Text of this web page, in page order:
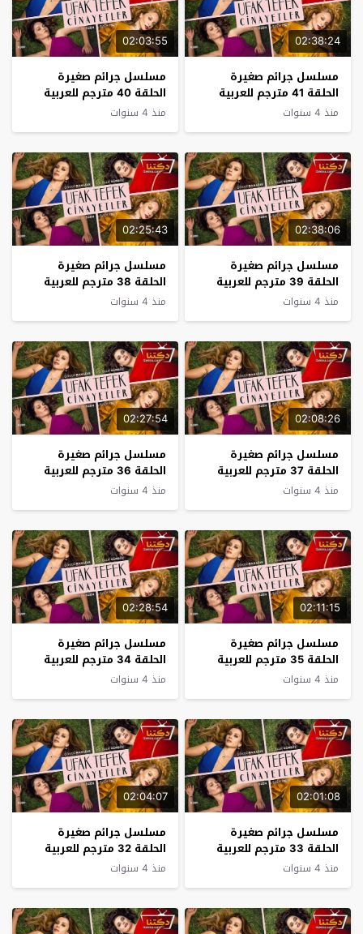
02:38:24
مسلسل جرائم صغيرة
الحلقة 41 مترجم للعربية
منذ 4 سنوات
02:03:55
مسلسل جرائم صغيرة
الحلقة 40 مترجم للعربية
منذ 4 سنوات
02:38:06
مسلسل جرائم صغيرة
الحلقة 39 مترجم للعربية
منذ 4 سنوات
02:25:43
مسلسل جرائم صغيرة
الحلقة 38 مترجم للعربية
منذ 4 سنوات
02:08:26
مسلسل جرائم صغيرة
الحلقة 37 مترجم للعربية
منذ 4 سنوات
02:27:54
مسلسل جرائم صغيرة
الحلقة 36 مترجم للعربية
منذ 4 سنوات
02:11:15
مسلسل جرائم صغيرة
الحلقة 35 مترجم للعربية
منذ 4 سنوات
02:28:54
مسلسل جرائم صغيرة
الحلقة 34 مترجم للعربية
منذ 4 سنوات
02:01:08
مسلسل جرائم صغيرة
الحلقة 33 مترجم للعربية
منذ 4 سنوات
02:04:07
مسلسل جرائم صغيرة
الحلقة 32 مترجم للعربية
منذ 4 سنوات